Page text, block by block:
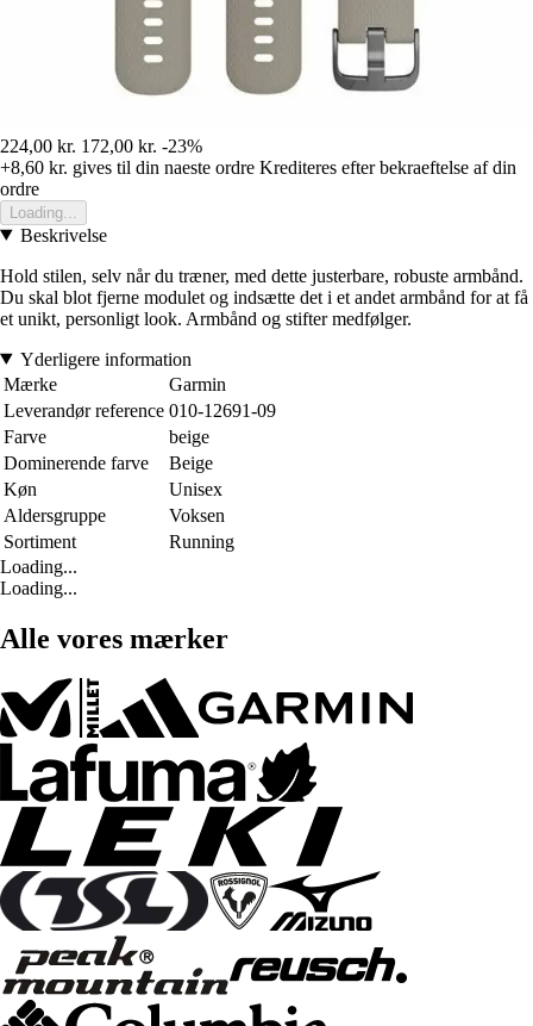
224,00 kr. 172,00 kr. -23%
+8,60 kr. gives til din naeste ordre Krediteres efter bekraeftelse af din
ordre
Loading...
Beskrivelse
Hold stilen, selv når du træner, med dette justerbare, robuste armbånd.
Du skal blot fjerne modulet og indsætte det i et andet armbånd for at få
et unikt, personligt look. Armbånd og stifter medfølger.
Yderligere information
Mærke
Garmin
Leverandør reference 010-12691-09
Farve
beige
Dominerende farve
Beige
Køn
Unisex
Aldersgruppe
Voksen
Sortiment
Running
Loading...
Loading...
Alle vores mærker